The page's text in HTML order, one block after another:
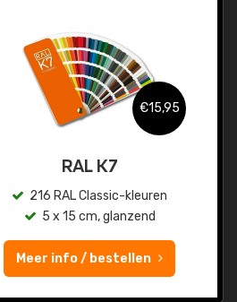
€15,95
RAL K7
216 RAL Classic-kleuren
5 x 15 cm, glanzend
Meer info / bestellen